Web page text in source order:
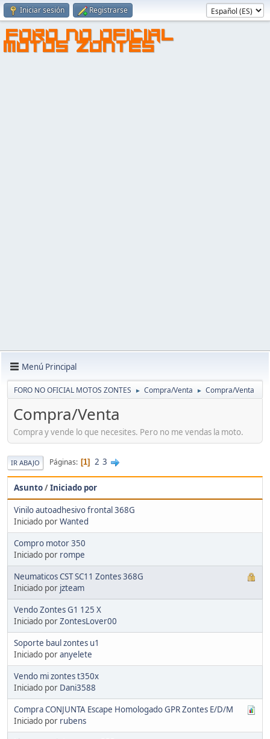
Iniciar sesión Registrarse
FORO NO OFICIAL
MOTOS ZONTES
Menú Principal
FORO NO OFICIAL MOTOS ZONTES ► Compra/Venta ► Compra/Venta
Compra/Venta
Compra y vende lo que necesites. Pero no me vendas la moto.
IR ABAJO Páginas 1 2 3
Asunto/Iniciado por
Vinilo autoadhesivo frontal 368G
Iniciado porWanted
Compro motor 350
Iniciado por rompe
Neumaticos CST SC11 Zontes 368G
Iniciado por jzteam
Vendo Zontes G1 125 X
Iniciado porZontesLover00
Soporte baul zontes u1
Iniciado poranyelete
Vendo mi zontes t350x
Iniciado por Dani3588
Compra CONJUNTA Escape Homologado GPR Zontes E/D/M
Iniciado por rubens